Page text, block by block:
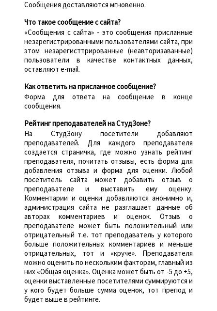
Сообщения доставляются мгновенно.
Что такое сообщение с сайта?
«Сообщения с сайта» - это сообщения присланные
незарегистрированными пользователями сайта, при
этом незарегисттрированные (неавторизаванные)
пользователи в качестве контактных данных,
оставляют e-mail.
Как ответить на присланное сообщение?
Форма для ответа на сообщение в конце
сообщения.
Рейтинг преподавателей на СтудЗоне?
На СтудЗону посетители добавляют
преподавателей. Для каждого преподавателя
создается страничка, где можно узнать рейтинг
преподавателя, почитать отзывы, есть форма для
добавления отзыва и форма для оценки. Любой
посетитель сайта может добавить отзыв о
преподавателе и выставить ему оценку.
Комментарии и оценки добавляются анонимно и,
администрация сайта не разглашает данные об
авторах комментариев и оценок. Отзыв о
преподавателе может быть положительный или
отрицательный т.е. тот преподаватель у которого
больше положительных комментариев и меньше
отрицательных, тот и «круче». Преподавателя
можно оценить по нескольким факторам, главный из
них «Общая оценка». Оценка может быть от -5 до +5,
оценки выставленные посетителями суммируются и
у кого будет больше сумма оценок, тот препод и
будет выше в рейтинге.